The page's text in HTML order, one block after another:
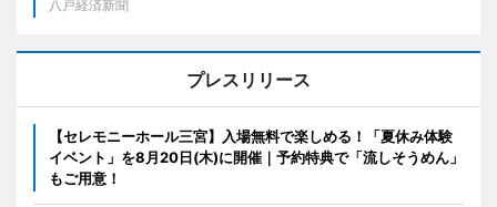
八戸経済新聞
プレスリリース
【セレモニーホール三宮】入場無料で楽しめる！「夏休み体験
イベント」を8月20日(木)に開催｜予約特典で「流しそうめん」
もご用意！